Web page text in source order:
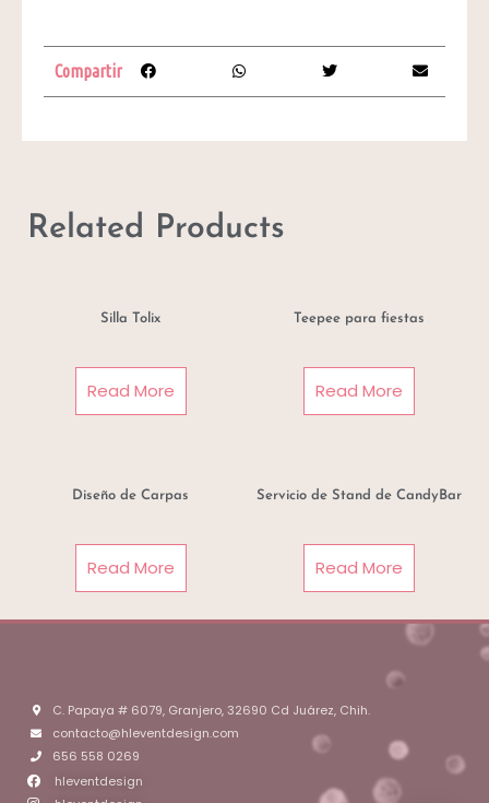
Compartir
Related Products
Silla Tolix
Read More
Teepee para fiestas
Read More
Diseño de Carpas
Read More
Servicio de Stand de CandyBar
Read More
C. Papaya # 6079, Granjero, 32690 Cd Juárez, Chih.
contacto@hleventdesign.com
656 558 0269
hleventdesign